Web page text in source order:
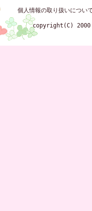
個人情報の取り扱いについ
copyright(C) 2000